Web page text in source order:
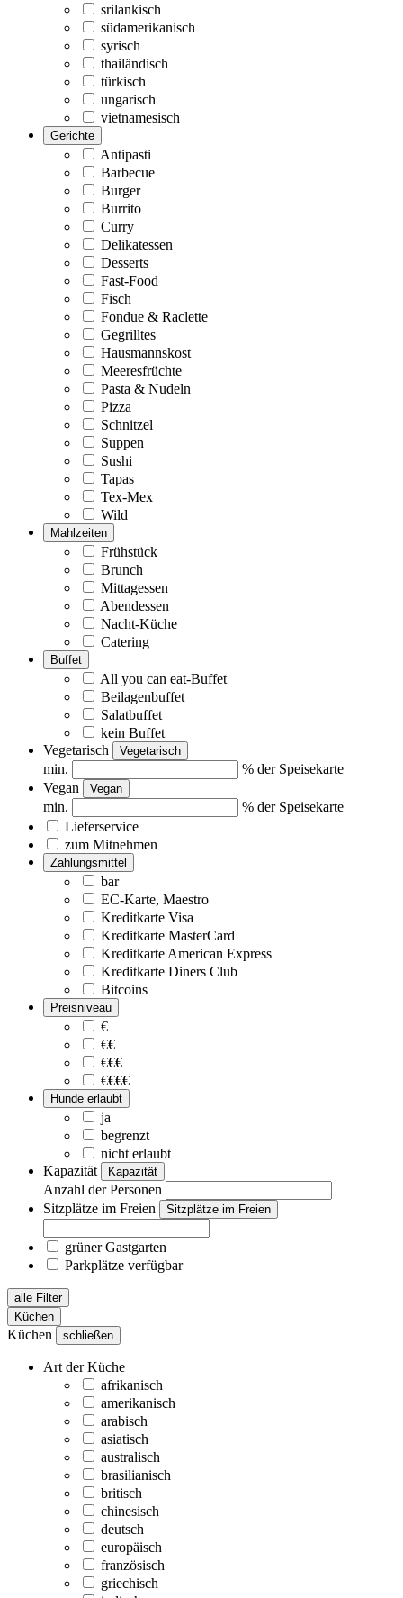
srilankisch
südamerikanisch
syrisch
thailändisch
türkisch
ungarisch
vietnamesisch
Gerichte
Antipasti
Barbecue
Burger
Burrito
Curry
Delikatessen
Desserts
Fast-Food
Fisch
Fondue & Raclette
Gegrilltes
Hausmannskost
Meeresfrüchte
Pasta & Nudeln
Pizza
Schnitzel
Suppen
Sushi
Tapas
Tex-Mex
Wild
Mahlzeiten
Frühstück
Brunch
Mittagessen
Abendessen
Nacht-Küche
Catering
Buffet
All you can eat-Buffet
Beilagenbuffet
Salatbuffet
kein Buffet
Vegetarisch
Vegetarisch
min.
% der Speisekarte
Vegan
Vegan
min.
% der Speisekarte
Lieferservice
zum Mitnehmen
Zahlungsmittel
bar
EC-Karte, Maestro
Kreditkarte Visa
Kreditkarte MasterCard
Kreditkarte American Express
Kreditkarte Diners Club
Bitcoins
Preisniveau
€
€€
€€€
€€€€
Hunde erlaubt
ja
begrenzt
nicht erlaubt
Kapazität
Kapazität
Anzahl der Personen
Sitzplätze im Freien
Sitzplätze im Freien
grüner Gastgarten
Parkplätze verfügbar
alle Filter
Küchen
Küchen schließen
Art der Küche
afrikanisch
amerikanisch
arabisch
asiatisch
australisch
brasilianisch
britisch
chinesisch
deutsch
europäisch
französisch
griechisch